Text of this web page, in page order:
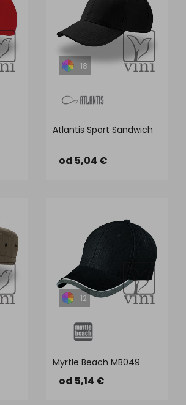
18
Atlantis Sport Sandwich
od 5,04 €
12
Myrtle Beach MB049
od 5,14 €